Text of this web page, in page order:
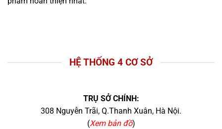
HỆ THỐNG 4 CƠ SỞ
TRỤ SỞ CHÍNH:
308 Nguyễn Trãi, Q.Thanh Xuân, Hà Nội.
(Xem bản đồ)